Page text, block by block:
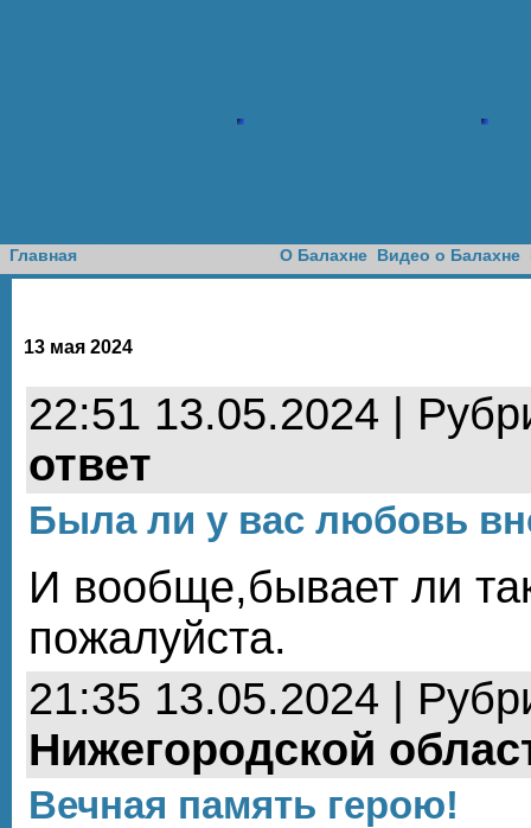
Главная О Балахне Видео о Балахне
13 мая 2024
22:51 13.05.2024 |
ответ
Была ли у вас любовь
И вообще,бывает ли
пожалуйста.
21:35 13.05.2024 |
Нижегородской
Вечная память герою!